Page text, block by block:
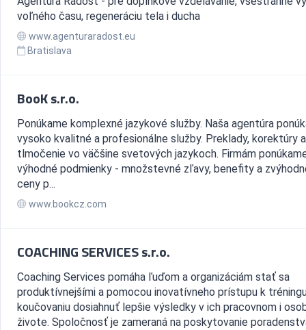
voľného času, regeneráciu tela i ducha
www.agenturaradost.eu
Bratislava
BooK s.r.o.
Ponúkame komplexné jazykové služby. Naša agentúra
vysoko kvalitné a profesionálne služby. Preklady, korektúry a
tlmočenie vo väčšine svetových jazykoch. Firmám
výhodné podmienky - množstevné zľavy, benefity a
ceny p...
www.bookcz.com
COACHING SERVICES s.r.o.
Coaching Services pomáha ľuďom a organizáciám stať sa
produktívnejšími a pomocou inovatívneho prístupu k
koučovaniu dosiahnuť lepšie výsledky v ich pracovnom i
živote. Spoločnosť je zameraná na poskytovanie